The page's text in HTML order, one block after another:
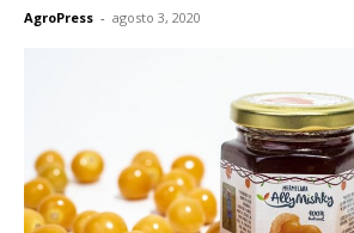
AgroPress - agosto 3, 2020